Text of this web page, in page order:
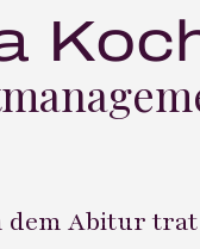
dem Abitur